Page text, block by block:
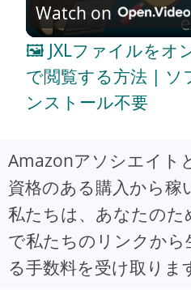
l
a
V
i
d
Watch on
🖼️ JXLファイルをオ
で閲覧する方法 | ソ
ンストール不要
Amazonアソシエイト
資格のある購入から稼
私たちは、あなたのた
で私たちのリンクから
る手数料を受け取りま